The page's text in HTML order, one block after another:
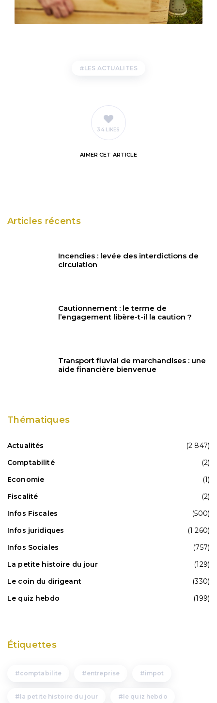
LES ACTUALITES
34 LIKES
AIMER CET ARTICLE
Articles récents
Incendies : levée des interdictions de
circulation
Cautionnement : le terme de
l’engagement libère-t-il la caution ?
Transport fluvial de marchandises : une
aide financière bienvenue
Thématiques
Actualités
(2 847)
Comptabilité
(2)
Economie
(1)
Fiscalité
(2)
Infos Fiscales
(500)
Infos juridiques
(1 260)
Infos Sociales
(757)
La petite histoire du jour
(129)
Le coin du dirigeant
(330)
Le quiz hebdo
(199)
Étiquettes
comptabilite entreprise impot
la petite histoire du jour le quiz hebdo